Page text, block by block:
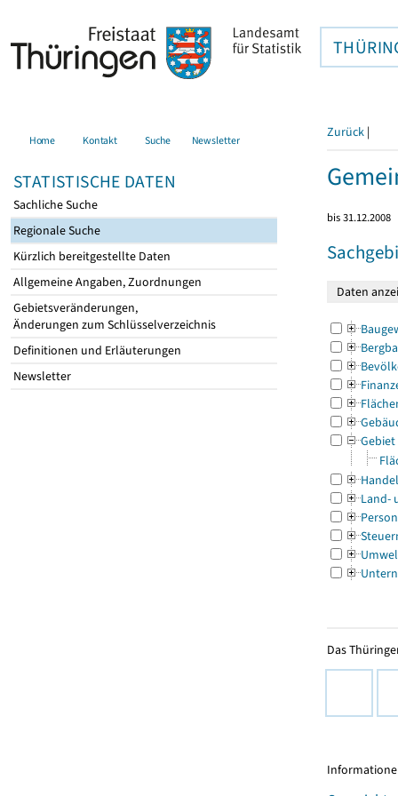
Home Kontakt Suche Newsletter
STATISTISCHE DATEN
Sachliche Suche
Regionale Suche
Kürzlich bereitgestellte Daten
Allgemeine Angaben, Zuordnungen
Gebietsveränderungen,
Änderungen zum Schlüsselverzeichnis
Definitionen und Erläuterungen
Newsletter
Zurück |
bis 31.12.2008
Gebiet
Land-
Das